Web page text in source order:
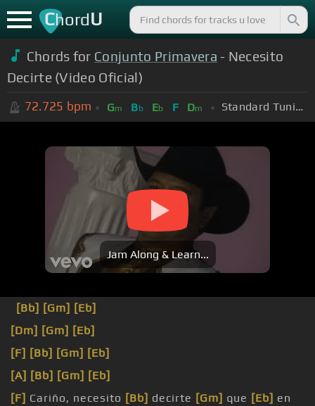
ChordU
Chords for Conjunto Primavera - Necesito
Decirte (Video Oficial)
72.725 bpm Gm Bb Eb F Dm Standard Tuning (EADGBE)
Jam Along & Learn...
[Bb] [Gm] [Eb]
[Dm] [Gm] [Eb]
[F] [Bb] [Gm] [Eb]
[A] [Bb] [Gm] [Eb]
[F] Cariño, necesito [Bb] decirte [Gm] que [Eb] en